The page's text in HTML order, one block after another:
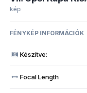
kép
FÉNYKÉP INFORMÁCIÓK
Készítve:
Focal Length